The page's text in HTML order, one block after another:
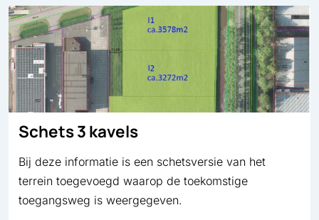
Schets 3 kavels
Bij deze informatie is een schetsversie van het
terrein toegevoegd waarop de toekomstige
toegangsweg is weergegeven.